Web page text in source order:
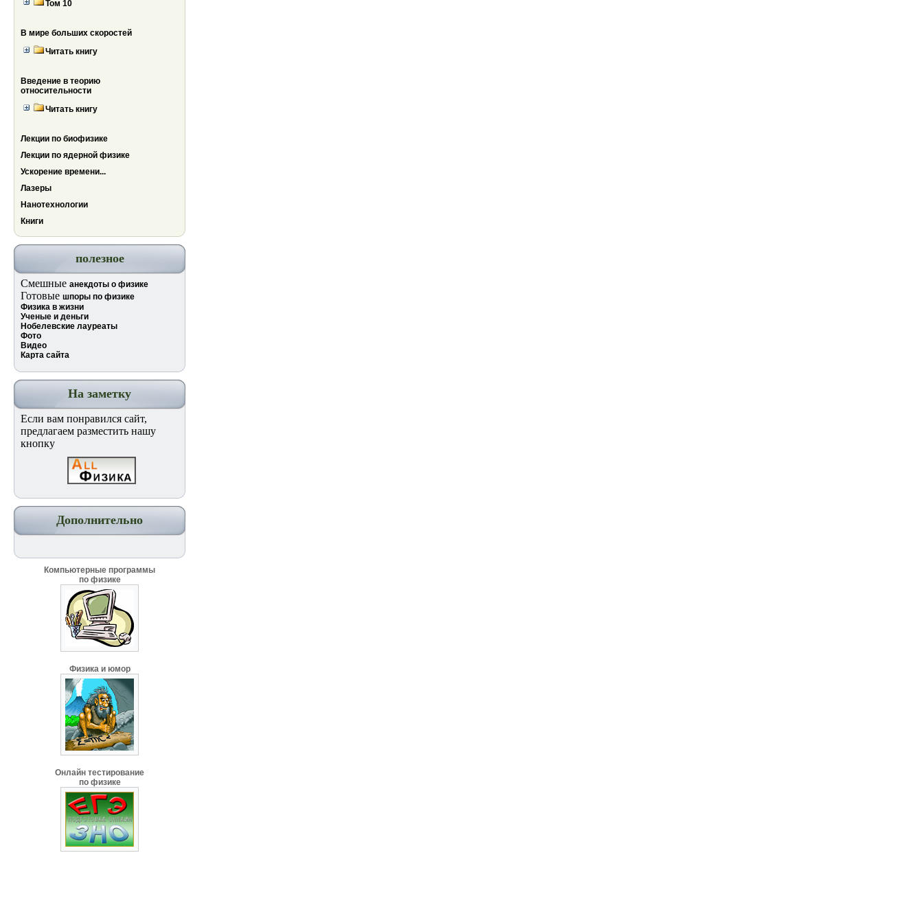
Том 10
В мире больших скоростей
Читать книгу
Введение в теорию
относительности
Читать книгу
Лекции по биофизике
Лекции по ядерной физике
Ускорение времени...
Лазеры
Нанотехнологии
Книги
полезное
Смешные анекдоты о физике
Готовые шпоры по физике
Физика в жизни
Ученые и деньги
Нобелевские лауреаты
Фото
Видео
Карта сайта
На заметку
Если вам понравился сайт,
предлагаем разместить нашу
кнопку
Дополнительно
Компьютерные программы
по физике
Физика и юмор
Онлайн тестирование
по физике